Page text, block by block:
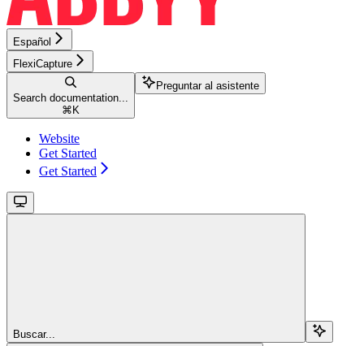
Español
FlexiCapture
Search documentation...
⌘ K
Preguntar al asistente
Website
Get Started
Get Started
Buscar...